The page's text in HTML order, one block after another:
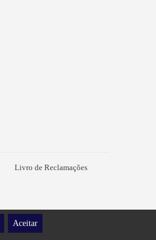
Aceitar
Livro de Reclamações